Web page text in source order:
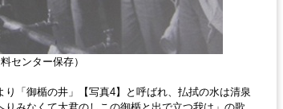
センター保存）
「御楯の井」【写真4】と呼ばれ、払拭の水は清泉